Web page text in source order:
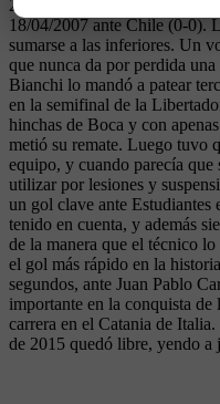
2007 y Copa Argentina
18/04/2007 ante Chile (0-0).
sumarse a las inferiores. Un
que nunca da por perdida
Bianchi lo mandó a patear
en la semifinal de la
hinchas de Boca y con
metió su remate. Luego tuvo
equipo, y cuando parecía
utilizar por lesiones y
un gol clave ante
tenido en cuenta, y además
de la manera que el técnico
el gol más rápido en la
segundos, ante Juan Pablo
importante en la conquista
carrera en el Catania de
de 2015 quedó libre, yendo a